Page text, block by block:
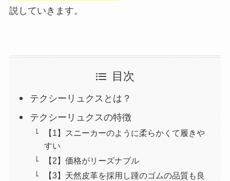
説していきます。
目次
テクシーリュクスとは？
テクシーリュクスの特徴
【1】スニーカーのように柔らかくて履きや
すい
【2】価格がリーズナブル
【3】天然皮革を採用し踵のゴムの品質も良